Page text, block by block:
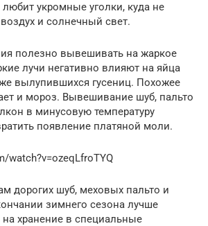
укромные уголки, куда не
и солнечный свет.
полезно вывешивать на жаркое
лучи негативно влияют на яйца
вылупившихся гусениц. Похожее
и мороз. Вывешивание шуб, пальто
в минусовую температуру
появление платяной моли.
watch?v=ozeqLfroTYQ
дорогих шуб, меховых пальто и
зимнего сезона лучше
на хранение в специальные